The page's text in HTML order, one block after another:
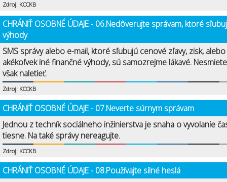
Zdroj: KCCKB
CHRÁNIŤ OSOBNÉ ÚDAJE - 06.Nedôverujte správam, ktoré
výhody
SMS správy alebo e-mail, ktoré sľubujú cenové zľavy, zisk, alebo
akékoľvek iné finančné výhody, sú samozrejme lákavé.
však naletieť.
Zdroj: KCCKB
CHRÁNIŤ OSOBNÉ ÚDAJE - 07.Neverte súrnym správam
Jednou z techník sociálneho inžinierstva je snaha o vyvolanie
tiesne. Na také správy nereagujte.
Zdroj: KCCKB
CHRÁNIŤ OSOBNÉ ÚDAJE - 08.Používajte silné heslá